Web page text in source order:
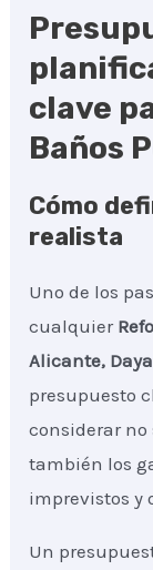
clave
Baños
Cómo
realista
Uno de los
cualquier
Alicante,
presupuesto
considerar no
también los
imprevistos y
Un